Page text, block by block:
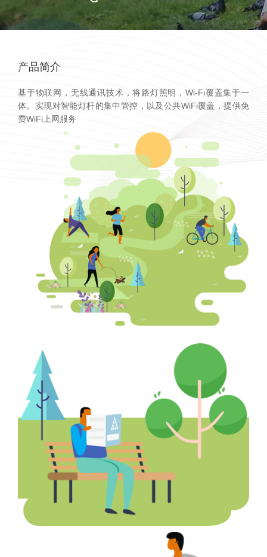
产品简介
基于物联网，无线通讯技术，将路灯照明，Wi-Fi覆盖集于一
体。实现对智能灯杆的集中管控，以及公共WiFi覆盖，提供免
费WiFi上网服务